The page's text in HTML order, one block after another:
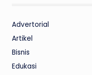
Advertorial
Artikel
Bisnis
Edukasi